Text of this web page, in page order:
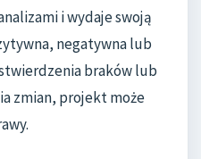
i wydaje swoją
negatywna lub
braków lub
zmian, projekt może